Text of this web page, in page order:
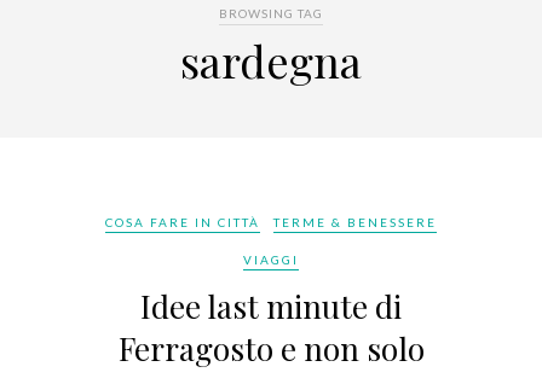
BROWSING TAG
sardegna
COSA FARE IN CITTÀ TERME & BENESSERE
VIAGGI
Idee last minute di
Ferragosto e non solo